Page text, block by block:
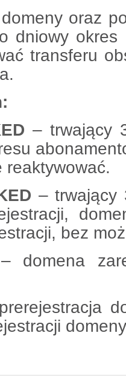
oraz
dniowy
transferu
– trwający
reaktywować.
– trwający
bez
domena